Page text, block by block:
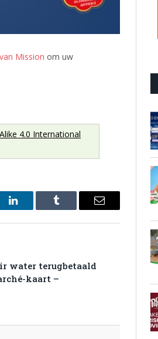
Mission om uw
4.0 International
LinkedIn Tumblr Email
water terugbetaald
kaart –